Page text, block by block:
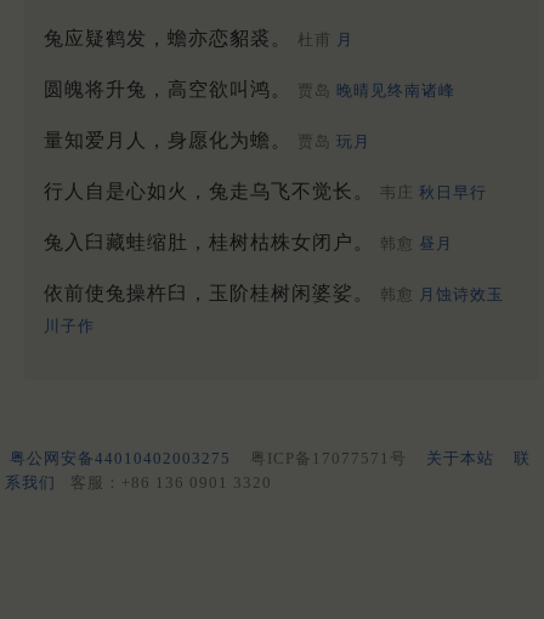
兔应疑鹤发，蟾亦恋貂裘。 杜甫 月
圆魄将升兔，高空欲叫鸿。 贾岛 晚晴见终南诸峰
量知爱月人，身愿化为蟾。 贾岛 玩月
行人自是心如火，兔走乌飞不觉长。 韦庄 秋日早行
兔入臼藏蛙缩肚，桂树枯株女闭户。 韩愈 昼月
依前使兔操杵臼，玉阶桂树闲婆娑。 韩愈 月蚀诗效玉
川子作
粤公网安备44010402003275 粤ICP备17077571号 关于本站
联
系我们
客服：+86 136 0901 3320